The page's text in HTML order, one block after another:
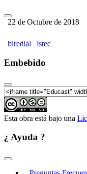
VIII
VIII
VIII
22 de Octubre de 2018
biredial istec
Embebido
Esta obra está bajo una
¿ Ayuda ?